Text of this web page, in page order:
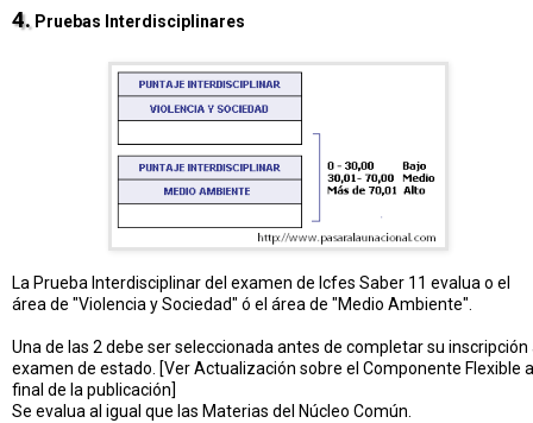
4. Pruebas Interdisciplinares
La Prueba Interdisciplinar del examen de Icfes Saber 11 evalua o el
área de "Violencia y Sociedad" ó el área de "Medio Ambiente".
Una de las 2 debe ser seleccionada antes de completar su inscripción
examen de estado. [Ver Actualización sobre el Componente Flexible
final de la publicación]
Se evalua al igual que las Materias del Núcleo Común.